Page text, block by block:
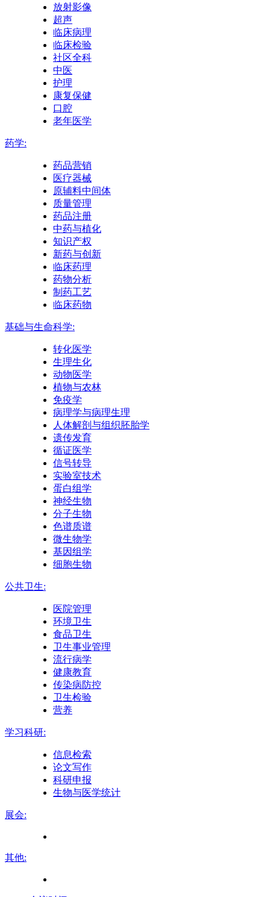
放射影像
超声
临床病理
临床检验
社区全科
中医
护理
康复保健
口腔
老年医学
药学:
药品营销
医疗器械
原辅料中间体
质量管理
药品注册
中药与植化
知识产权
新药与创新
临床药理
药物分析
制药工艺
临床药物
基础与生命科学:
转化医学
生理生化
动物医学
植物与农林
免疫学
病理学与病理生理
人体解剖与组织胚胎学
遗传发育
循证医学
信号转导
实验室技术
蛋白组学
神经生物
分子生物
色谱质谱
微生物学
基因组学
细胞生物
公共卫生:
医院管理
环境卫生
食品卫生
卫生事业管理
流行病学
健康教育
传染病防控
卫生检验
营养
学习科研:
信息检索
论文写作
科研申报
生物与医学统计
展会:
其他: